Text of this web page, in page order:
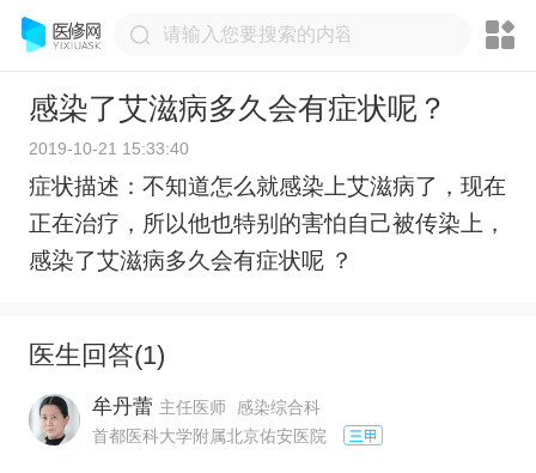
感染了艾滋病多久会有症状呢？
2019-10-21 15:33:40
症状描述：不知道怎么就感染上艾滋病了，现在
正在治疗，所以他也特别的害怕自己被传染上，
感染了艾滋病多久会有症状呢 ？
医生回答(1)
牟丹蕾 主任医师
感染综合科
首都医科大学附属北京佑安医院